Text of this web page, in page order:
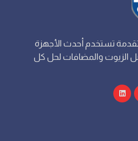
تستخدم أحدث الأجهزة
الزيوت والمضافات لحل كل